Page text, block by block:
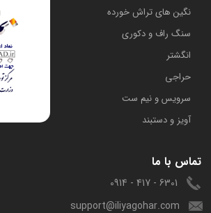
​نگین های تراش خورده
سنگ راف و دکوری
انگشتر
حراجی
سرویس و نیم ست
آویز و دستبند
تماس با ما
6301 - 417 - 0914
support@iliyagohar.com